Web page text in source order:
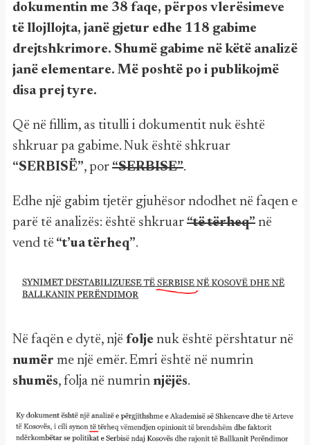
dokumentin me 38 faqe, përpos vlerësimeve
të llojllojta, janë gjetur edhe 118 gabime
drejtshkrimore. Shumë gabime në këtë analizë
janë elementare. Më poshtë po i publikojmë
disa prej tyre.
Që në fillim, as titulli i dokumentit nuk është
shkruar pa gabime. Nuk është shkruar
“SERBISË”, por “SERBISE”.
Edhe një gabim tjetër gjuhësor ndodhet në faqen e
parë të analizës: është shkruar “të tërheq” në
vend të “t’ua tërheq”.
Në faqën e dytë, një folje nuk është përshtatur në
numër me një emër. Emri është në numrin
shumës, folja në numrin njëjës.